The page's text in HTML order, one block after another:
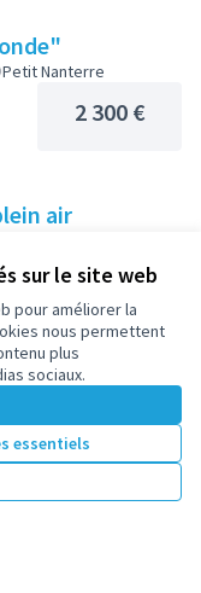
sur le site web
pour améliorer la
nous permettent
plus
sociaux.
essentiels
Petit Nanterre
2 300 €
air
2 500 €
50